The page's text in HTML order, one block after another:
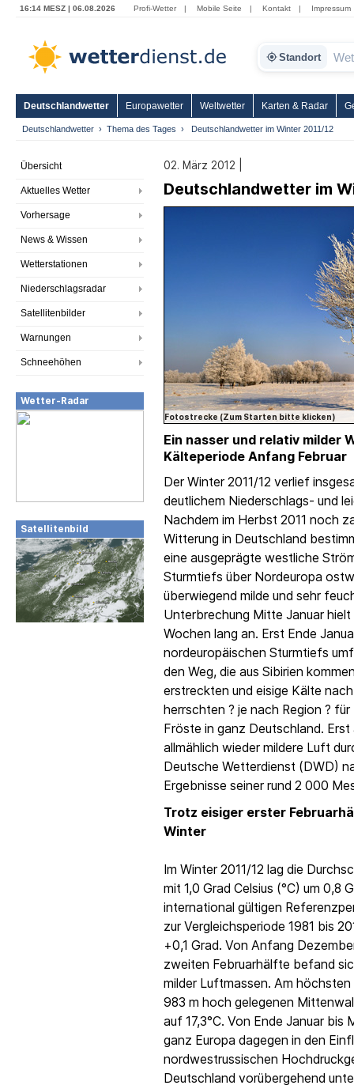
16:14 MESZ | 06.08.2026 Profi-Wetter | Mobile Seite | Kontakt | Impressum
Standort
Deutschlandwetter Europawetter Weltwetter Karten & Radar
Deutschlandwetter Thema des Tages Deutschlandwetter im Winter 2011/12
Übersicht
Aktuelles Wetter
Vorhersage
News & Wissen
Wetterstationen
Niederschlagsradar
Satellitenbilder
Warnungen
Schneehöhen
Wetter-Radar
Satellitenbild
02. März 2012 |
Deutschlandwetter im
Fotostrecke (Zum Starten bitte klicken)
Ein nasser und relativ milder
Kälteperiode Anfang Februar
Der Winter 2011/12 verlief
deutlichem Niederschlags- und
Nachdem im Herbst 2011 noch
Witterung in Deutschland
eine ausgeprägte westliche
Sturmtiefs über Nordeuropa
überwiegend milde und sehr
Unterbrechung Mitte Januar
Wochen lang an. Erst Ende
nordeuropäischen Sturmtiefs
den Weg, die aus Sibirien
erstreckten und eisige Kälte
herrschten ? je nach Region ?
Fröste in ganz Deutschland.
allmählich wieder mildere Luft
Deutsche Wetterdienst (DWD)
Ergebnisse seiner rund 2 000
Trotz eisiger erster
Winter
Im Winter 2011/12 lag die
mit 1,0 Grad Celsius (°C) um 0,8
international gültigen
zur Vergleichsperiode 1981 bis
+0,1 Grad. Von Anfang
zweiten Februarhälfte befand
milder Luftmassen. Am
983 m hoch gelegenen
auf 17,3°C. Von Ende Januar
ganz Europa dagegen in den
nordwestrussischen
Deutschland vorübergehend